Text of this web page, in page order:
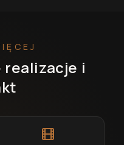
realizacje i